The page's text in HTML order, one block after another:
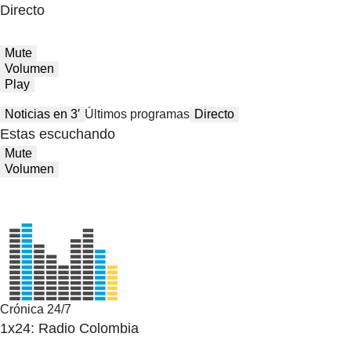
Directo
Mute
Volumen
Play
Noticias en 3′ Últimos programas Directo
Estas escuchando
Mute
Volumen
Crónica 24/7
1x24: Radio Colombia